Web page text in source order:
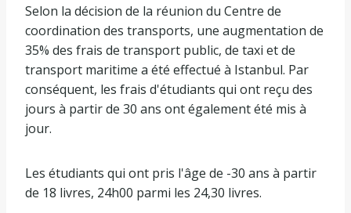
Selon la décision de la réunion du Centre de
coordination des transports, une augmentation de
35% des frais de transport public, de taxi et de
transport maritime a été effectué à Istanbul. Par
conséquent, les frais d'étudiants qui ont reçu des
jours à partir de 30 ans ont également été mis à
jour.
Les étudiants qui ont pris l'âge de -30 ans à partir
de 18 livres, 24h00 parmi les 24,30 livres.